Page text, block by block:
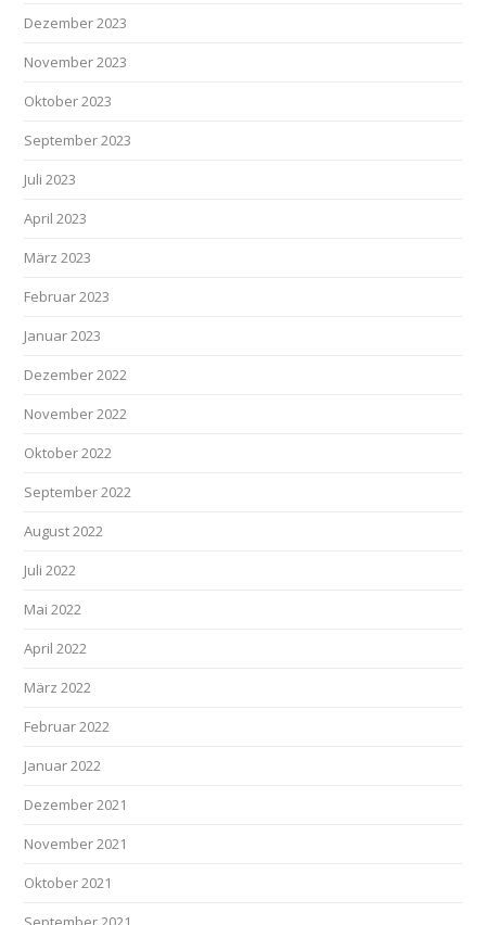
Dezember 2023
November 2023
Oktober 2023
September 2023
Juli 2023
April 2023
März 2023
Februar 2023
Januar 2023
Dezember 2022
November 2022
Oktober 2022
September 2022
August 2022
Juli 2022
Mai 2022
April 2022
März 2022
Februar 2022
Januar 2022
Dezember 2021
November 2021
Oktober 2021